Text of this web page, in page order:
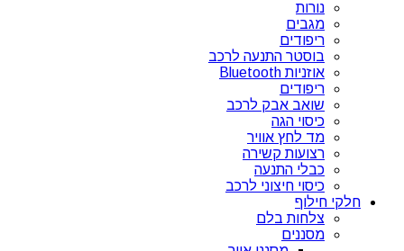
נורות
מגבים
ריפודים
בוסטר התנעה לרכב
אוזניות Bluetooth
ריפודים
שואב אבק לרכב
כיסוי הגה
מד לחץ אוויר
רצועות קשירה
כבלי התנעה
כיסוי חיצוני לרכב
חלקי חילוף
צלחות בלם
מסננים